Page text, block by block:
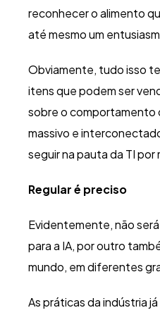
reconhecer o alimento
até mesmo um
Obviamente, tudo isso
itens que podem ser
sobre o comportamento
massivo e
seguir na pauta da TI
Regular é preciso
Evidentemente, não
para a IA, por outro
mundo, em diferentes
As práticas da indústria